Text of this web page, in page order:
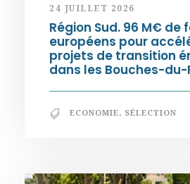
24 JUILLET 2026
Région Sud. 96 M€ de
européens pour
projets de transition
dans les Bouches-du-
ECONOMIE, SÉLECTION